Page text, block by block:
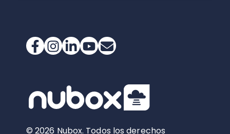
© 2026 Nubox. Todos los derechos